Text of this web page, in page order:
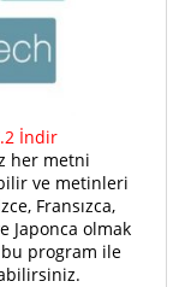
İndir
her metni
ve metinleri
Fransızca,
Japonca olmak
program ile